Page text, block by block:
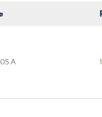
A